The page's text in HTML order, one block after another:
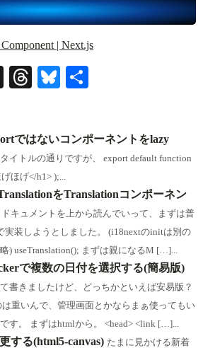
| Next.js
X
T
ds
Bl
y
ではないコンポーネントをlazy
タイトルの通りですが、 export default function
ほげ</h1> );...
をTranslationコンポーネン
ドキュメントを上から読んでいって、まずは普
実装しようとしました。 (i18nextのinitは別の
) useTranslation(); まずは親になるM […]...
で複数の日付を選択する(簡易版)
書きましたけど、どっちかといえば安易版？
重いんで、管理画面とかならまぁ使ってもい
す。 まずはhtmlから。 <head> <link […]...
する(html5-canvas) たまに見かける新着